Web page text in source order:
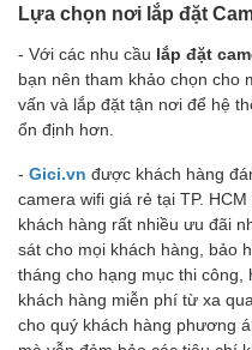
Lựa chọn nơi lắp đặt
- Với các nhu cầu lắp đặt
bạn nên tham khảo chọn cho
vấn và lắp đặt tận nơi để hệ
ổn định hơn.
- Gici.vn được khách hàng
camera wifi giá rẻ tại TP.
khách hàng rất nhiều ưu đãi
sát cho mọi khách hàng, bảo
tháng cho hạng mục thi
khách hàng miễn phí từ xa
cho quý khách hàng phương